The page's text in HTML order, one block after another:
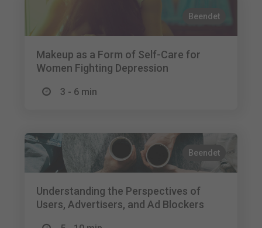
Beendet
Makeup as a Form of Self-Care for
Women Fighting Depression
3 - 6 min
Beendet
Understanding the Perspectives of
Users, Advertisers, and Ad Blockers